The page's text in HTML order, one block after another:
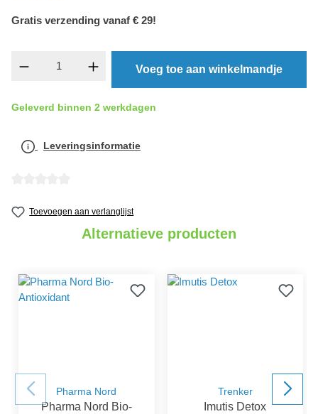
Gratis verzending vanaf € 29!
Producthoeveelheid: Voer de gewenste
Voeg toe aan winkelmandje
Geleverd binnen 2 werkdagen
Leveringsinformatie
Toevoegen aan verlanglijst
Alternatieve producten
Pharma Nord
Pharma Nord Bio-
Trenker
Imutis Detox